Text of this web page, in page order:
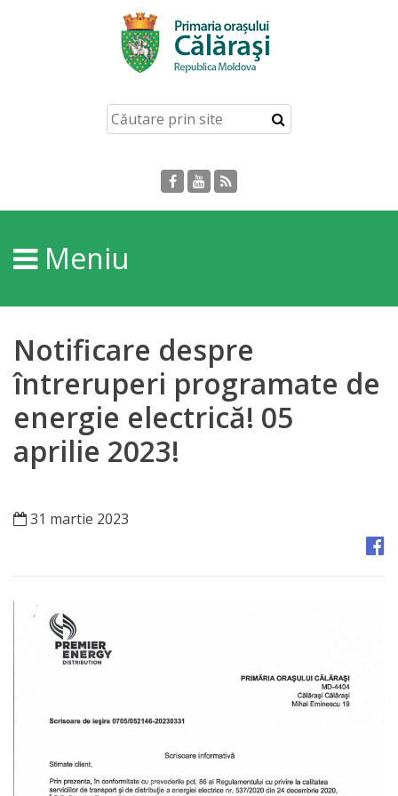
Despre
Orașului
Personalități
Regulamente
Orașe
înfrățite
Registrul
al
Actelor
Primăria
Aparatul
Meniu
Notificare despre
întreruperi programate de
energie electrică! 05
aprilie 2023!
31 martie 2023